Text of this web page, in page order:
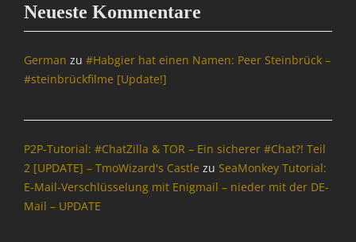
g
,
l
g
s
,
C
Neueste Kommentare
German zu #Habgier hat einen Namen: Peer Steinbrück –
#steinbrückfilme [Update!]
P2P-Tutorial: #ChatZilla & TOR – Ein sicherer #Chat?! Teil
2 [UPDATE] – TmoWizard's Castle zu SeaMonkey Tutorial:
E-Mail-Verschlüsselung mit Enigmail – nieder mit der DE-
Mail – UPDATE